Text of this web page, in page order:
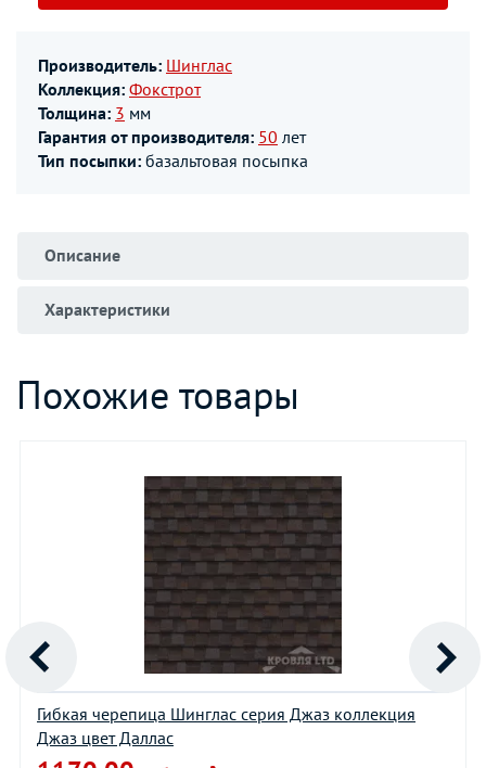
Производитель: Шинглас
Коллекция: Фокстрот
Толщина: 3 мм
Гарантия от производителя: 50 лет
Тип посыпки: базальтовая посыпка
Описание
Характеристики
Похожие товары
Гибкая черепица Шинглас серия Джаз коллекция
Джаз цвет Даллас